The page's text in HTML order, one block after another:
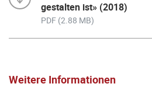
gestalten ist» (2018)
PDF (2.88 MB)
Weitere Informationen